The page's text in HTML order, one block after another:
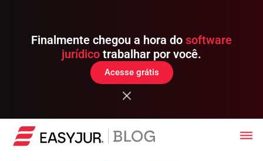
Finalmente chegou a hora do software
jurídico trabalhar por você.
Acesse grátis